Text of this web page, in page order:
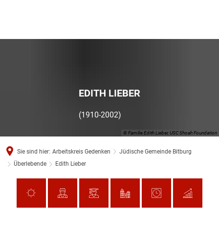
© Familie Edith Lieber, USC Shoah Foundation
EDITH LIEBER
(1910-2002)
Sie sind hier: Arbeitskreis Gedenken
Jüdische Gemeinde Bitburg
Überlebende
Edith Lieber